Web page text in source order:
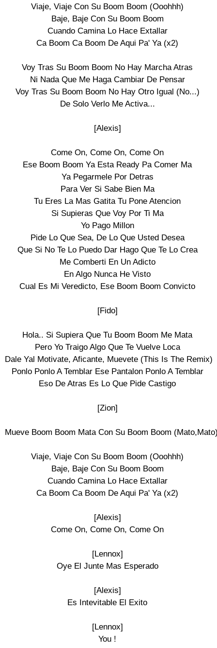
Viaje, Viaje Con Su Boom Boom (Ooohhh)
Baje, Baje Con Su Boom Boom
Cuando Camina Lo Hace Extallar
Ca Boom Ca Boom De Aqui Pa' Ya (x2)
Voy Tras Su Boom Boom No Hay Marcha Atras
Ni Nada Que Me Haga Cambiar De Pensar
Voy Tras Su Boom Boom No Hay Otro Igual (No...)
De Solo Verlo Me Activa...
[Alexis]
Come On, Come On, Come On
Ese Boom Boom Ya Esta Ready Pa Comer Ma
Ya Pegarmele Por Detras
Para Ver Si Sabe Bien Ma
Tu Eres La Mas Gatita Tu Pone Atencion
Si Supieras Que Voy Por Ti Ma
Yo Pago Millon
Pide Lo Que Sea, De Lo Que Usted Desea
Que Si No Te Lo Puedo Dar Hago Que Te Lo Crea
Me Comberti En Un Adicto
En Algo Nunca He Visto
Cual Es Mi Veredicto, Ese Boom Boom Convicto
[Fido]
Hola.. Si Supiera Que Tu Boom Boom Me Mata
Pero Yo Traigo Algo Que Te Vuelve Loca
Dale Yal Motivate, Aficante, Muevete (This Is The Remix)
Ponlo Ponlo A Temblar Ese Pantalon Ponlo A Temblar
Eso De Atras Es Lo Que Pide Castigo
[Zion]
Mueve Boom Boom Mata Con Su Boom Boom
Viaje, Viaje Con Su Boom Boom (Ooohhh)
Baje, Baje Con Su Boom Boom
Cuando Camina Lo Hace Extallar
Ca Boom Ca Boom De Aqui Pa' Ya (x2)
[Alexis]
Come On, Come On, Come On
[Lennox]
Oye El Junte Mas Esperado
[Alexis]
Es Intevitable El Exito
[Lennox]
You !